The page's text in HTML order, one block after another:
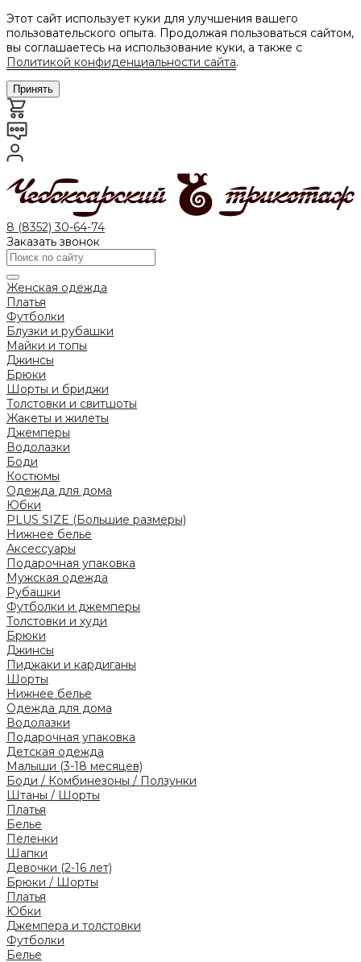
Этот сайт использует куки для улучшения вашего
пользовательского опыта. Продолжая пользоваться сайтом,
вы соглашаетесь на использование куки, а также с
Политикой конфиденциальности сайта.
Принять
8 (8352) 30-64-74
Заказать звонок
Женская одежда
Платья
Футболки
Блузки и рубашки
Майки и топы
Джинсы
Брюки
Шорты и бриджи
Толстовки и свитшоты
Жакеты и жилеты
Джемперы
Водолазки
Боди
Костюмы
Одежда для дома
Юбки
PLUS SIZE (Большие размеры)
Нижнее белье
Аксессуары
Подарочная упаковка
Мужская одежда
Рубашки
Футболки и джемперы
Толстовки и худи
Брюки
Джинсы
Пиджаки и кардиганы
Шорты
Нижнее белье
Одежда для дома
Водолазки
Подарочная упаковка
Детская одежда
Малыши (3-18 месяцев)
Боди / Комбинезоны / Ползунки
Штаны / Шорты
Платья
Белье
Пеленки
Шапки
Девочки (2-16 лет)
Брюки / Шорты
Платья
Юбки
Джемпера и толстовки
Футболки
Белье